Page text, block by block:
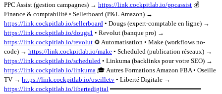
PPC Assist (gestion campagnes) → https://link.cockpitlab.io/ppcassist 💰
Finance & comptabilité • Sellerboard (P&L Amazon) →
https://link.cockpitlab.io/sellerboard • Dougs (expert-comptable en ligne) →
https://link.cockpitlab.io/dougs1 • Revolut (banque pro) →
https://link.cockpitlab.io/revolut ⚙️ Automatisation • Make (workflows no-
code) → https://link.cockpitlab.io/make • Scheduled (publication réseaux) →
https://link.cockpitlab.io/scheduled • Linkuma (backlinks pour votre SEO) →
https://link.cockpitlab.io/linkuma 🎓 Autres Formations Amazon FBA • Oseille
TV → https://link.cockpitlab.io/oseilletv • Liberté Digitale →
https://link.cockpitlab.io/libertedigital━━━━━━━━━━━━━━━━━━━━━━━